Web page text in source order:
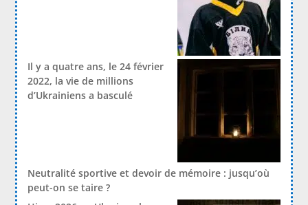
Il y a quatre ans, le 24 février
2022, la vie de millions
d’Ukrainiens a basculé
Neutralité sportive et devoir de mémoire : jusqu’où
peut-on se taire ?